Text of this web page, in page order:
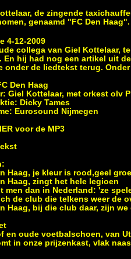
de zingende
genaamd "FC Den
4-12-2009
collega van Giel Kottelaar,
En hij had nog een artikel uit
onder de liedtekst terug.
Den Haag
Giel Kottelaar, met orkest olv
Dicky Tames
Eurosound Nijmegen
voor de MP3
Haag, je kleur is rood,geel
Haag, zingt het hele legioen
men dan in Nederland: 'ze
de club die telkens weer de
Haag, bij die club daar, zijn we
en oude voetbalschoen, van
in onze prijzenkast, vlak